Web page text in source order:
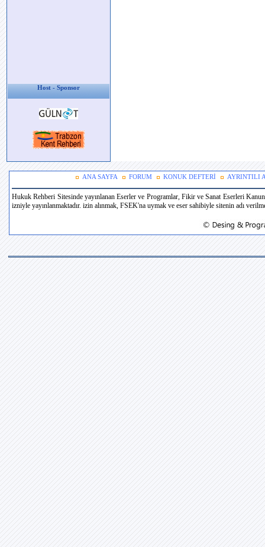
Host - Sponsor
ANA SAYFA FORUM KONUK DEFTERİ AYRINTILI
Hukuk Rehberi Sitesinde yayınlanan Eserler ve Programlar, Fikir ve Sanat Eserleri
izniyle yayınlanmaktadır. izin alınmak, FSEK'na uymak ve eser sahibiyle sitenin adı